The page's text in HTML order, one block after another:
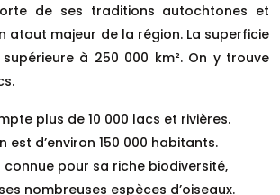
de ses traditions autochtones et
atout majeur de la région. La superficie
à 250 000 km². On y trouve
plus de 10 000 lacs et rivières.
est d’environ 150 000 habitants.
connue pour sa riche biodiversité,
nombreuses espèces d’oiseaux.